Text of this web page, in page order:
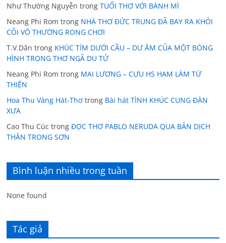
Như Thường Nguyễn trongTUỔI THƠ VỚI BÁNH MÌ
Neang Phi Rom trong NHÀ THƠ ĐỨC TRUNG ĐÃ BAY RA KHỎI
CÕI VÔ THƯỜNG RONG CHƠI
T.V.Dân trong KHÚC TÍM DƯỚI CẦU – DƯ ÂM CỦA MỘT BÓNG
HÌNH TRONG THƠ NGÃ DU TỬ
Neang Phi Rom trong MAI LƯƠNG – CỰU HS HAM LÀM TỪ
THIỆN
Hoa Thu Vàng Hát-Thơ trong Bài hát TÌNH KHÚC CUNG ĐÀN
XƯA
Cao Thu Cúc trongĐỌC THƠ PABLO NERUDA QUA BẢN DỊCH
THÂN TRONG SƠN
Bình luận nhiều trong tuần
None found
Tác giả